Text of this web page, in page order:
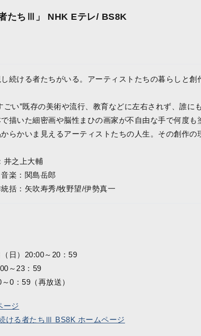
たちⅢ」 NHK Eテレ/ BS8K
続ける者たちがいる。アーティストたちの暮らしと
い”既存の美術や流行、教育などに左右されず、誰
描いた細密画や脳性まひの画家が不自由な手で何度
らかいま見えるアーティストたちの人生。その創作
之上大輔
楽：関島岳郎
括：矢吹寿秀/牧野望/伊勢真一
日）20:00～20：59
～23：59
0：59（再放送）
ージ
ける者たちⅢ BS8K ホームページ